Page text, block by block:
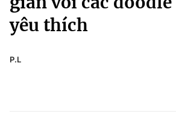
Xã hội
Pháp luật
Văn hóa - Giải trí
Y tế
yêu thích
P.L